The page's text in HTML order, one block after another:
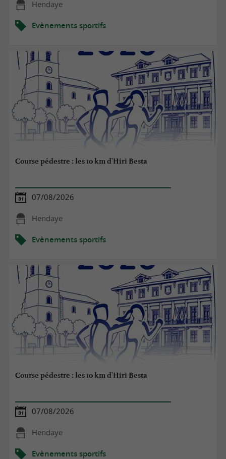
Hendaye
Evènements sportifs
Course pédestre : les 10 km d'Hiri Besta
07/08/2026
Hendaye
Evènements sportifs
Course pédestre : les 10 km d'Hiri Besta
07/08/2026
Hendaye
Evènements sportifs